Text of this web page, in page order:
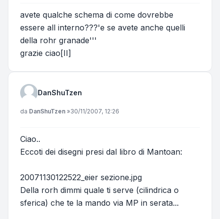
avete qualche schema di come dovrebbe
essere all interno???'e se avete anche quelli
della rohr granade'''
grazie ciao[II]
DanShuTzen
Messaggio
da DanShuTzen »30/11/2007, 12:26
Ciao..
Eccoti dei disegni presi dal libro di Mantoan:
20071130122522_eier sezione.jpg
Della rorh dimmi quale ti serve (cilindrica o
sferica) che te la mando via MP in serata...